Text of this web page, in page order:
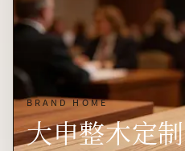
BRAND HOME
大申整木定制